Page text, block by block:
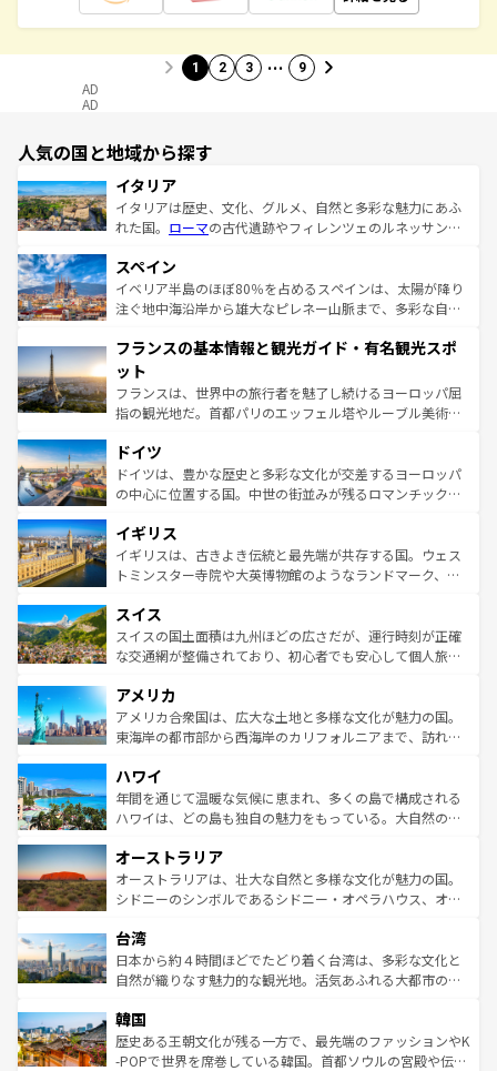
1 2 3 … 9
AD
AD
人気の国と地域から探す
イタリア
イタリアは歴史、文化、グルメ、自然と多彩な魅力にあふ
れた国。 ローマの古代遺跡やフィレンツェのルネッサンス
ろん、トスカーナの美しい田園風景やアマルフィ海岸の絶
景など、自然景観も見逃せない。観光の合間には、本場の
ピザやパスタなど、絶品のイタリア料理を堪能することも
ませてくれるイタリアで、忘れられない旅をしてみよう！
なお、新着のイタリア情報は
しい。
スペイン
イベリア半島のほぼ80％を占めるスペインは、太陽が降り
注ぐ地中海沿岸から雄大なピレネー山脈まで、多彩な自然
文化が根付くこの国では、情熱的なフラメンコ、熱気あふ
れる闘牛、そして美味しいタパスが生活の一部となってい
る。首都マドリードの洗練された雰囲気や、バルセロナの
アートに溢れた街角から、地方では古代ローマ遺跡や中世
せる。地方によって風土や気候が異なるスペインはその個
性で訪れる人を魅了する。 なお、新着のスペイン情報は コ
ンテンツ一覧を参照してほしい。
フランスの基本情報と観光ガイド・有名観光スポ
ット
フランスは、世界中の旅行者を魅了し続けるヨーロッパ屈
指の観光地だ。首都パリのエッフェル塔やルーブル美術館
で、幅広い魅力が詰まっている。華麗な宮殿、歴史的な大
聖堂、美しいビーチ、そして豊かな自然が、訪れる者を心
から魅了する。また、フランスは美食の国としても知ら
いる。シャンパンの発祥地であるランス、プロヴァンスの
香り高いラベンダー畑など、多彩な楽しみ方が可能だ。さ
らに、パリ以外の地域にも魅力が溢れており、どの街角に
れる地方に足を運ぶとそれぞれで全く異なる文化を体験で
きるだろう。 なお、新着のフランス情報はコンテンツ一覧
を参照してほしい。
ドイツ
ドイツは、豊かな歴史と多彩な文化が交差するヨーロッパ
の中心に位置する国。中世の街並みが残るロマンチック街
顔を持つこの国は、どこを歩いても飽きることがない。ベ
ルリンの文化的活気、バイエルン州のアルプスの絶景、そ
してライン川沿いのワイン畑といった風景は必見。ビール
は、お酒好きな人にはぜひ体験してほしい。 なお、新着の
ドイツ情報はコンテンツ一覧を参照してほしい。
イギリス
イギリスは、古きよき伝統と最先端が共存する国。ウェス
トミンスター寺院や大英博物館のようなランドマーク、歴
リアごとに異なる魅力がある。また、優雅なアフタヌーン
ティー、ビール好きにはたまらない英国パブ、サッカー観
戦など、本場だからこそできる体験も豊富。イギリスを旅
ンツ一覧を参照してほしい。
スイス
スイスの国土面積は九州ほどの広さだが、運行時刻が正確
な交通網が整備されており、初心者でも安心して個人旅行
の建物がそのまま残る町や、スイスならではのユニークな
博物館もあり、アルプス観光だけでなく町歩きも満喫する
ことができる。国民の所得が高いため物価も高いが、旅行
ば市内交通費無料で観光を楽しむこともできる。 なお、新
着のスイス情報はコンテンツ一覧 を参照してほしい。
アメリカ
アメリカ合衆国は、広大な土地と多様な文化が魅力の国。
東海岸の都市部から西海岸のカリフォルニアまで、訪れる
のような巨大都市は、観光、ショッピング、エンターテイ
ンメントが詰まった刺激的なスポットだ。一方、アメリカ
西部には大自然が広がり、グランドキャニオンやイエロー
部のニューオーリンズでは、音楽と美食が融合した独特の
文化が魅力。旅行者はアメリカの各地域で異なる魅力を楽
しみながら、その多様性と豊かな歴史を感じることができ
ならではの贅沢な旅のスタイルだ。 なお、新着のアメリカ
情報はコンテンツ一覧を参照してほしい。
ハワイ
年間を通じて温暖な気候に恵まれ、多くの島で構成される
ハワイは、どの島も独自の魅力をもっている。大自然の神
ワイ島は見逃せない。また、定番の観光地といえばオアフ
島だが、静かな自然を求めるならマウイ島やカウアイ島が
おすすめ。エメラルドグリーンに輝く海をはじめ、豊かな
れるおもてなしの心で訪れる人々を迎えてくれるハワイの
人々、おいしいローカルフードやハワイアンミュージッ
ク、伝統的なフラダンスなど、すべてがハワイの魅力を彩
ワイを、存分に味わってほしい。 なお、新着のハワイ情報
はコンテンツ一覧を参照してほしい。
オーストラリア
オーストラリアは、壮大な自然と多様な文化が魅力の国。
シドニーのシンボルであるシドニー・オペラハウス、オー
リアリーフや大陸中央部にそびえるウルル（エアーズロッ
ク）、タスマニアの美しい原生林やケアンズの熱帯雨林な
ど、見どころがたくさん。また、カフェやワイン、オージ
いる。アクティビティも充実しており、サーフィンやダイ
ビング、ハイキングなど、アウトドア好きにはたまらな
い。オーストラリアの多彩な魅力を存分に味わいつくそ
台湾
日本から約４時間ほどでたどり着く台湾は、多彩な文化と
自然が織りなす魅力的な観光地。活気あふれる大都市の台
ン）、静ひつな山岳地帯である台湾東部など、都市の喧騒
と山間の静けさが共存しており、訪れる人に新しい発見と
驚きをもたらしてくれる。また、奥深い台湾の食文化も魅
韓国
歴史ある王朝文化が残る一方で、最先端のファッションやK
-POPで世界を席巻している韓国。首都ソウルの宮殿や伝統